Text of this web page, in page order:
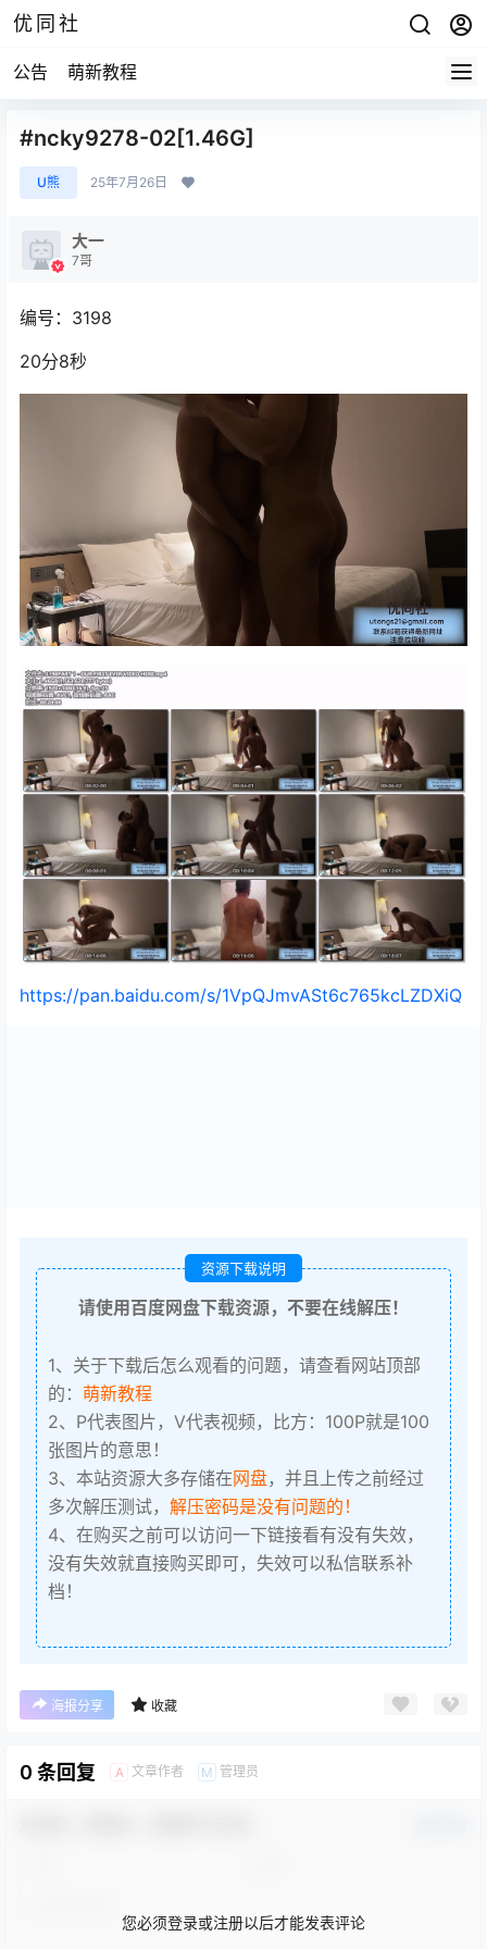
优同社
公告 萌新教程
#ncky9278-02[1.46G]
U熊 25年7月26日
大一
7哥
编号：3198
20分8秒
https://pan.baidu.com/s/1VpQJmvASt6c765kcLZDXiQ
资源下载说明
请使用百度网盘下载资源，不要在线解压！
1、关于下载后怎么观看的问题，请查看网站顶部
的： 萌新教程
2、P代表图片，V代表视频，比方：100P就是100
张图片的意思！
3、本站资源大多存储在网盘，并且上传之前经过
多次解压测试， 解压密码是没有问题的！
4、在购买之前可以访问一下链接看有没有失效，
没有失效就直接购买即可，失效可以私信联系补
档！
海报分享 收藏
0 条回复 A 文章作者 M 管理员
您必须登录或注册以后才能发表评论